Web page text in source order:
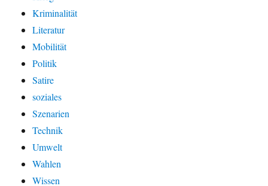
Kriminalität
Literatur
Mobilität
Politik
Satire
soziales
Szenarien
Technik
Umwelt
Wahlen
Wissen